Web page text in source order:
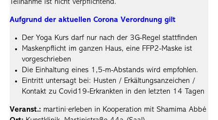
Teilnahme ist nicht verpflichtend.
Aufgrund der aktuellen Corona Verordnung gilt
Der Yoga Kurs darf nur nach der 3G-Regel stattfinden
Maskenpflicht im ganzen Haus, eine FFP2-Maske ist
vorgeschrieben
Die Einhaltung eines 1,5-m-Abstands wird empfohlen.
Eintritt untersagt bei: Husten / Erkältungsanzeichen /
Kontakt zu Covid19-Erkrankten in den letzten 14 Tagen
Veranst.: martini·erleben in Kooperation mit Shamima Abbé